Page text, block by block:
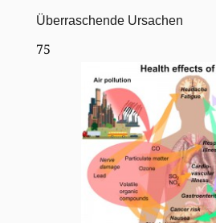
Überraschende Ursachen
75